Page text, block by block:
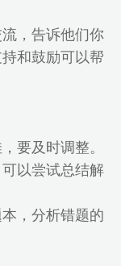
，告诉他们你
和鼓励可以帮
要及时调整。
以尝试总结解
，分析错题的